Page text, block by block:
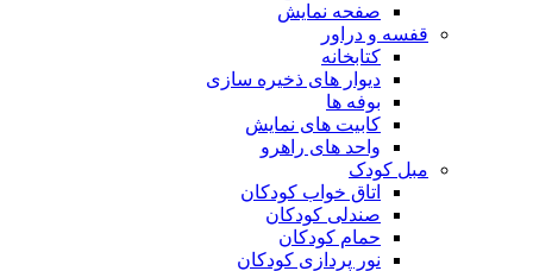
صفحه نمایش
قفسه و دراور
کتابخانه
دیوار های ذخیره سازی
بوفه ها
کابیت های نمایش
واحد های راهرو
مبل کودک
اتاق خواب کودکان
صندلی کودکان
حمام کودکان
نور پردازی کودکان